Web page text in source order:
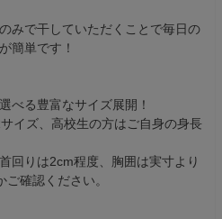
みで干していただくことで毎日の
簡単です！
べる豊富なサイズ展開！
イズ、高校生の方はご自身の身長
回りは2cm程度、胸囲は実寸より
確認ください。